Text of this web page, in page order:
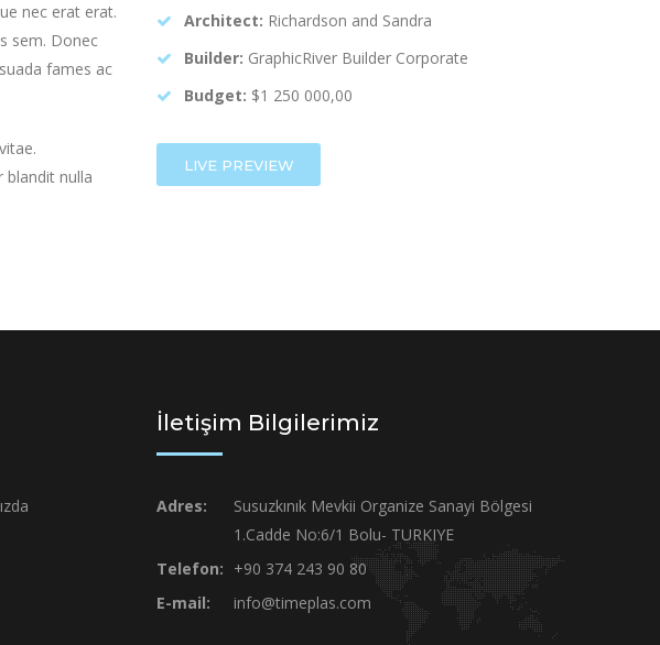
nec erat erat.
sem. Donec
fames ac
blandit nulla
Architect: Richardson and Sandra
Builder: GraphicRiver Builder Corporate
Budget: $1 250 000,00
LIVE PREVIEW
İletişim Bilgilerimiz
Adres:
Susuzkınık Mevkii Organize Sanayi Bölgesi
1.Cadde No:6/1 Bolu- TURKIYE
Telefon: +90 374 243 90 80
E-mail:
info@timeplas.com